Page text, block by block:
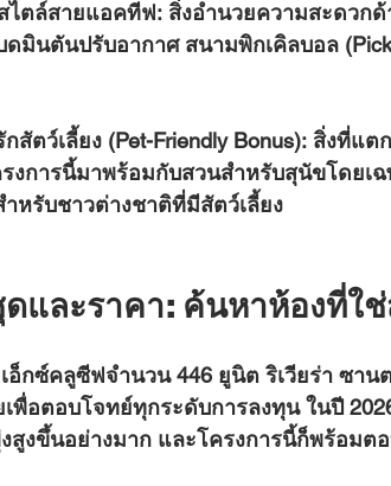
ไตล์สายแอคทีฟ: สิ่งอำนวยความสะดวก
ดมินตันปรับอากาศ สนามพิกเคิลบอล
สัตว์เลี้ยง (Pet-Friendly Bonus): สิ่งที่แต
งการนี้มาพร้อมกับสวนสำหรับสุนัขโดยเ
หรับชาวต่างชาติที่มีสัตว์เลี้ยง
และราคา: ค้นหาห้องที่ใ
พื่อตอบโจทย์ทุกระดับการลงทุน ในปี
งขึ้นอย่างมาก และโครงการนี้ก็พร้อมต